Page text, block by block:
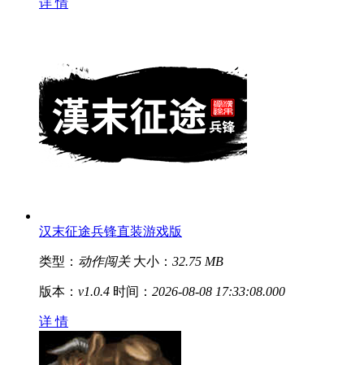
汉末征途兵锋直装游戏版
类型： 动作闯关 大小： 32.75 MB
版本： v1.0.4 时间： 2026-08-08 17:33:08.000
详 情